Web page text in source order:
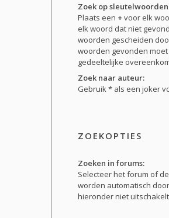
Zoek op
Plaats een + voor elk
elk woord dat niet
woorden gescheiden
woorden gevonden
gedeeltelijke
Zoek naar auteur:
Gebruik * als een joker
ZOEKOPTIES
Zoeken in forums:
Selecteer het forum of
worden automatisch
hieronder niet